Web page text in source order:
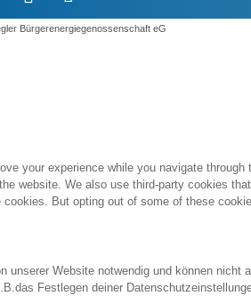
Bürgerenergiegenossenschaft eG
your experience while you navigate
website. We also use third-party cookies
But opting out of some of these
unserer Website notwendig und können
Festlegen deiner